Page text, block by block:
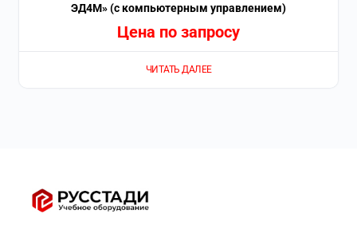
ЭД4М» (с компьютерным управлением)
Цена по запросу
ЧИТАТЬ ДАЛЕЕ